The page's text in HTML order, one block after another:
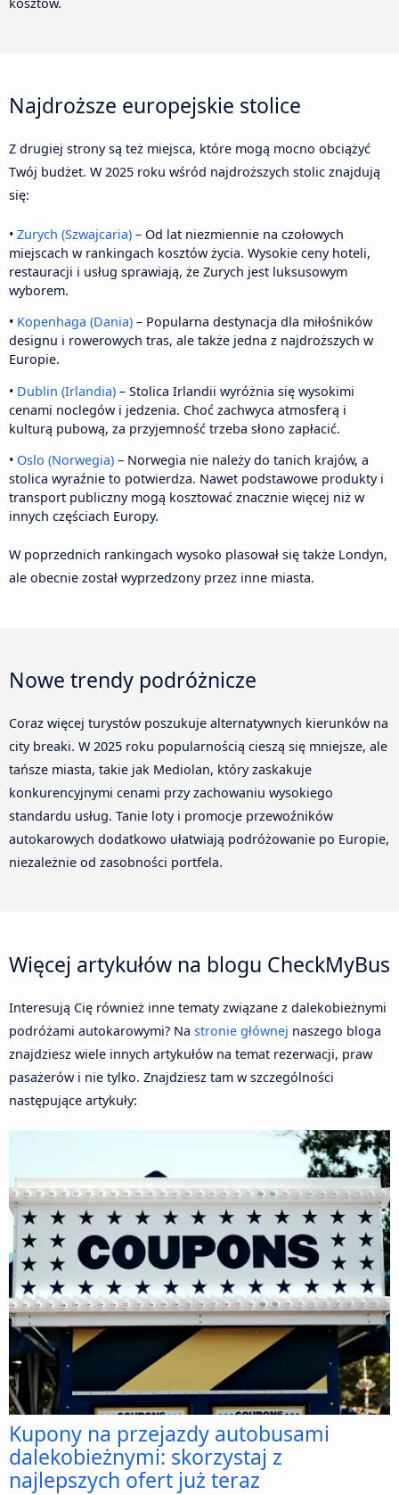
Najdroższe europejskie stolice
Z drugiej strony są też miejsca, które mogą mocno obciążyć
Twój budżet. W 2025 roku wśród najdroższych stolic znajdują
się:
• Zurych (Szwajcaria) – Od lat niezmiennie na czołowych
miejscach w rankingach kosztów życia. Wysokie ceny hoteli,
restauracji i usług sprawiają, że Zurych jest luksusowym
wyborem.
• Kopenhaga (Dania) – Popularna destynacja dla miłośników
designu i rowerowych tras, ale także jedna z najdroższych w
Europie.
• Dublin (Irlandia) – Stolica Irlandii wyróżnia się wysokimi
cenami noclegów i jedzenia. Choć zachwyca atmosferą i
kulturą pubową, za przyjemność trzeba słono zapłacić.
• Oslo (Norwegia) – Norwegia nie należy do tanich krajów, a
stolica wyraźnie to potwierdza. Nawet podstawowe produkty i
transport publiczny mogą kosztować znacznie więcej niż w
innych częściach Europy.
W poprzednich rankingach wysoko plasował się także Londyn,
ale obecnie został wyprzedzony przez inne miasta.
Nowe trendy podróżnicze
Coraz więcej turystów poszukuje alternatywnych kierunków na
city breaki. W 2025 roku popularnością cieszą się mniejsze, ale
tańsze miasta, takie jak Mediolan, który zaskakuje
konkurencyjnymi cenami przy zachowaniu wysokiego
standardu usług. Tanie loty i promocje przewoźników
autokarowych dodatkowo ułatwiają podróżowanie po Europie,
niezależnie od zasobności portfela.
Więcej artykułów na blogu CheckMyBus
Interesują Cię również inne tematy związane z dalekobieżnymi
podróżami autokarowymi? Na stronie głównej naszego bloga
znajdziesz wiele innych artykułów na temat rezerwacji, praw
pasażerów i nie tylko. Znajdziesz tam w szczególności
następujące artykuły:
Kupony na przejazdy autobusami
dalekobieżnymi: skorzystaj z
najlepszych ofert już teraz